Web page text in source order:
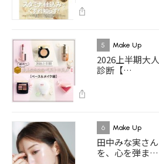
5 Make Up
2026上半期大
診断【…
6 Make Up
田中みな実さ
を、心を弾ま…